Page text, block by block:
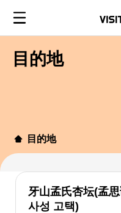
目的地
目的地
牙山孟氏杏坛(孟
사성 고택)